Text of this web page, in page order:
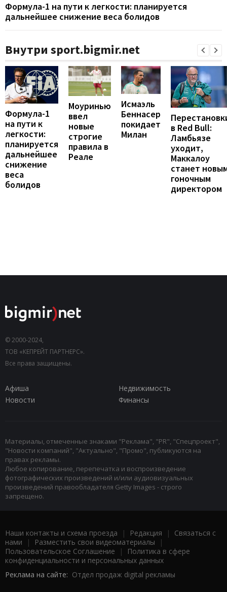
Формула-1 на пути к легкости: планируется
дальнейшее снижение веса болидов
Внутри sport.bigmir.net
Формула-1
на пути к
легкости:
планируется
дальнейшее
снижение
веса
болидов
Моуринью
ввел
новые
строгие
правила в
Реале
Исмаэль
Беннасер
покидает
Милан
в Red Bull:
Ламбьязе
уходит,
Маккалоу
станет
гоночным
директором
© 2000-2024,
ТОВ «КЕПРЕЙТ ПАРТНЕРС».
Все права защищены.
Афиша
Недвижимость
Новости
Финансы
Материалы, отмеченные знаками "Реклама", "PR", "Спецпроект",
"Новости компаний", "Актуально", "Промо", публикуются на
правах рекламы.
Любое копирование, перепечатка и воспроизведение
фотографических произведений и/или аудиовизуальных
произведений правообладателя Getty Images - строго
запрещено.
Наши контакты и схема проезда | Редакция | Связаться с
нами | Разместить свои видеоматериалы |
Пользовательское Соглашение |
Политика в сфере
конфиденциальности и персональных данных
Реклама на сайте: Отдел продаж digital рекламы